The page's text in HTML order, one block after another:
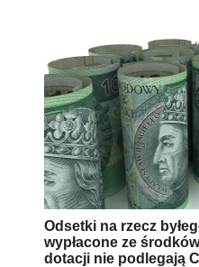
Odsetki na rzecz
wypłacone ze
dotacji nie podlegają